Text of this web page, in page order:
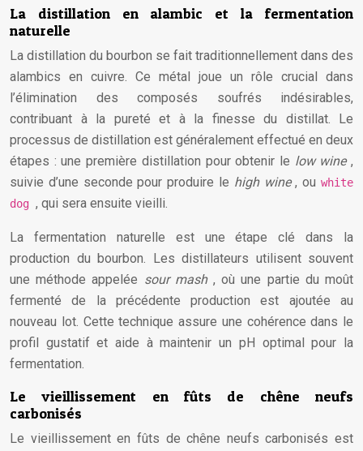
La distillation en alambic et la fermentation
naturelle
La distillation du bourbon se fait traditionnellement dans des
alambics en cuivre. Ce métal joue un rôle crucial dans
l’élimination des composés soufrés indésirables,
contribuant à la pureté et à la finesse du distillat. Le
processus de distillation est généralement effectué en deux
étapes : une première distillation pour obtenir le low wine,
suivie d’une seconde pour produire le high wine, ouwhite
dog , qui sera ensuite vieilli.
La fermentation naturelle est une étape clé dans la
production du bourbon. Les distillateurs utilisent souvent
une méthode appelée sour mash, où une partie du moût
fermenté de la précédente production est ajoutée au
nouveau lot. Cette technique assure une cohérence dans le
profil gustatif et aide à maintenir un pH optimal pour la
fermentation.
Le vieillissement en fûts de chêne neufs
carbonisés
Le vieillissement en fûts de chêne neufs carbonisés est